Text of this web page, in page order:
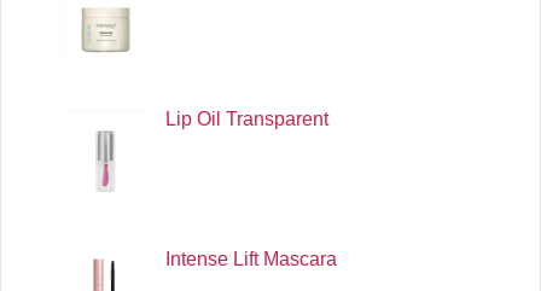
Lip Oil Transparent
Intense Lift Mascara